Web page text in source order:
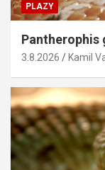
PLAZY
Pantherophis
3.8.2026 Kamil